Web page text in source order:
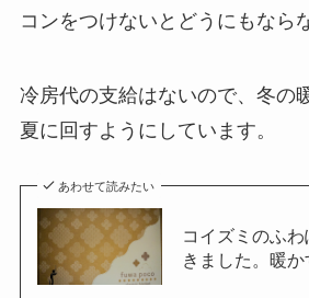
コンをつけないとどうにもなら
冷房代の支給はないので、冬の
夏に回すようにしています。
あわせて読みたい
コイズミのふ
きました。暖